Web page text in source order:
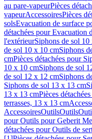
au pare-vapeurPièces
vapeurAccessoiresPièces
solsEvacuation de surface
détachées pour Evacuation
l'extérieurSiphons de sol 10
de sol 10 x 10 cmSiphons
cmPièces détachées pour
10 x 10 cmSiphons de sol
de sol 12 x 12 cmSiphons
Siphons de sol 13 x 13 cm
13 x 13 cmPièces
terrasses, 13 x 13 cm
AccessoiresOutilsOutils
pour Outils pour Geberit
détachées pour Outils de